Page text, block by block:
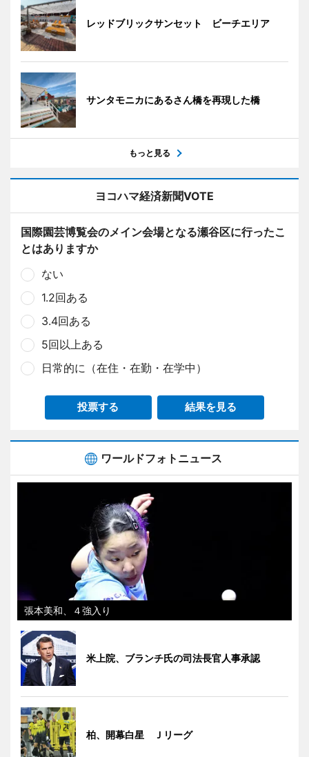
レッドブリックサンセット ビーチエリア
サンタモニカにあるさん橋を再現した橋
もっと見る
ヨコハマ経済新聞VOTE
国際園芸博覧会のメイン会場となる瀬谷区に行ったこ
とはありますか
ない
1.2回ある
3.4回ある
5回以上ある
日常的に（在住・在勤・在学中）
投票する 結果を見る
ワールドフォトニュース
張本美和、４強入り
米上院、ブランチ氏の司法長官人事承認
柏、開幕白星 Ｊリーグ